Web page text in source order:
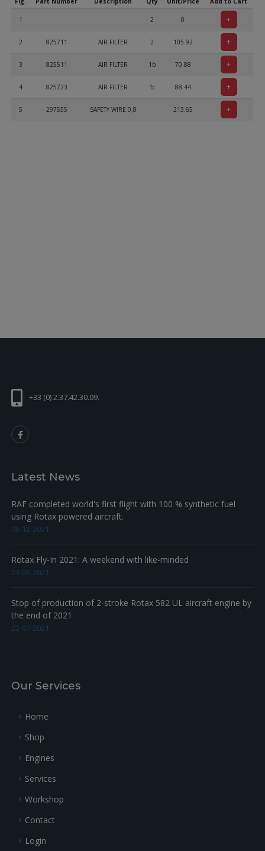
1 2 0 +
2 825711 AIR FILTER 2 105.92 +
3 825511 AIR FILTER 1b 70.88 +
4 825723 AIR FILTER 1c 88.44 +
5 297555 SAFETY WIRE 0,8 213.65 +
+33 (0) 2.37.42.30.09.
Latest News
RAF completed world's first flight with 100 % synthetic fuel
using Rotax powered aircraft.
06-12-2021
Rotax Fly-In 2021: A weekend with like-minded
23-08-2021
Stop of production of 2-stroke Rotax 582 UL aircraft engine by
the end of 2021
22-07-2021
Our Services
Home
Shop
Engines
Services
Workshop
Contact
Login